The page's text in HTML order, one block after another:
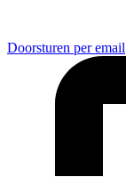
Doorsturen per email